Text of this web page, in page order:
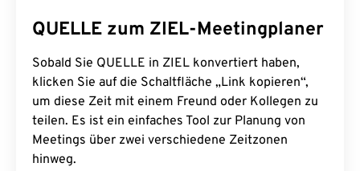
QUELLE zum ZIEL-Meetingplaner
Sobald Sie QUELLE in ZIEL konvertiert haben,
klicken Sie auf die Schaltfläche „Link kopieren“,
um diese Zeit mit einem Freund oder Kollegen zu
teilen. Es ist ein einfaches Tool zur Planung von
Meetings über zwei verschiedene Zeitzonen
hinweg.